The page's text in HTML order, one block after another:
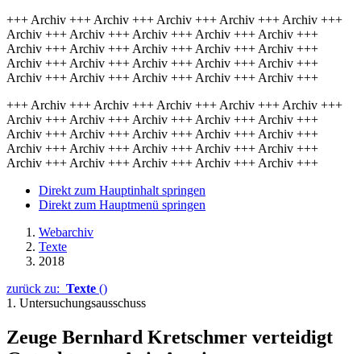
+++ Archiv +++ Archiv +++ Archiv +++ Archiv +++ Archiv +++
Archiv +++ Archiv +++ Archiv +++ Archiv +++ Archiv +++
Archiv +++ Archiv +++ Archiv +++ Archiv +++ Archiv +++
Archiv +++ Archiv +++ Archiv +++ Archiv +++ Archiv +++
Archiv +++ Archiv +++ Archiv +++ Archiv +++ Archiv +++
+++ Archiv +++ Archiv +++ Archiv +++ Archiv +++ Archiv +++
Archiv +++ Archiv +++ Archiv +++ Archiv +++ Archiv +++
Archiv +++ Archiv +++ Archiv +++ Archiv +++ Archiv +++
Archiv +++ Archiv +++ Archiv +++ Archiv +++ Archiv +++
Archiv +++ Archiv +++ Archiv +++ Archiv +++ Archiv +++
Direkt zum Hauptinhalt springen
Direkt zum Hauptmenü springen
Webarchiv
Texte
2018
zurück zu: Texte ()
1. Untersuchungsausschuss
Zeuge Bernhard Kretsch­mer verteidigt